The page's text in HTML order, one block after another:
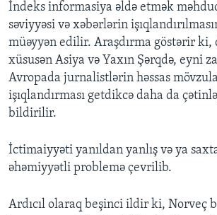
İndeks informasiya əldə etmək
səviyyəsi və xəbərlərin
müəyyən edilir. Araşdırma göstərir ki,
xüsusən Asiya və Yaxın Şərqdə, eyni
Avropada jurnalistlərin həssas
işıqlandırması getdikcə daha da
bildirilir.
İctimaiyyəti yanıldan yanlış və ya
əhəmiyyətli problemə çevrilib.
Ardıcıl olaraq beşinci ildir ki, Norveç